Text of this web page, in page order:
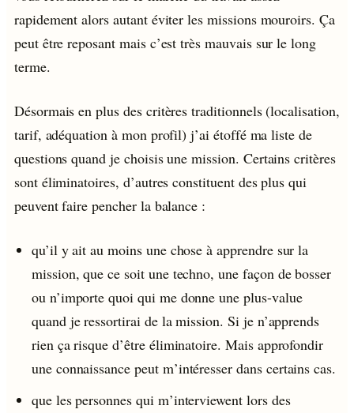
rapidement alors autant éviter les missions mouroirs. Ça
peut être reposant mais c’est très mauvais sur le long
terme.
Désormais en plus des critères traditionnels (localisation,
tarif, adéquation à mon profil) j’ai étoffé ma liste de
questions quand je choisis une mission. Certains critères
sont éliminatoires, d’autres constituent des plus qui
peuvent faire pencher la balance :
qu’il y ait au moins une chose à apprendre sur la
mission, que ce soit une techno, une façon de bosser
ou n’importe quoi qui me donne une plus-value
quand je ressortirai de la mission. Si je n’apprends
rien ça risque d’être éliminatoire. Mais approfondir
une connaissance peut m’intéresser dans certains cas.
que les personnes qui m’interviewent lors des